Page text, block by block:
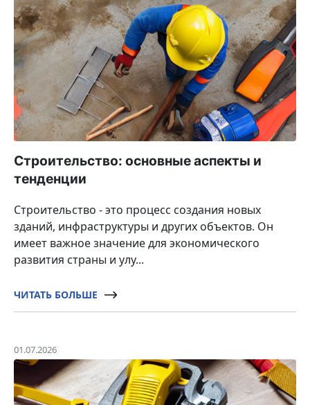
Строительство: основные аспекты и
тенденции
Строительство - это процесс создания новых
зданий, инфраструктуры и других объектов. Он
имеет важное значение для экономического
развития страны и улу...
ЧИТАТЬ БОЛЬШЕ
01.07.2026